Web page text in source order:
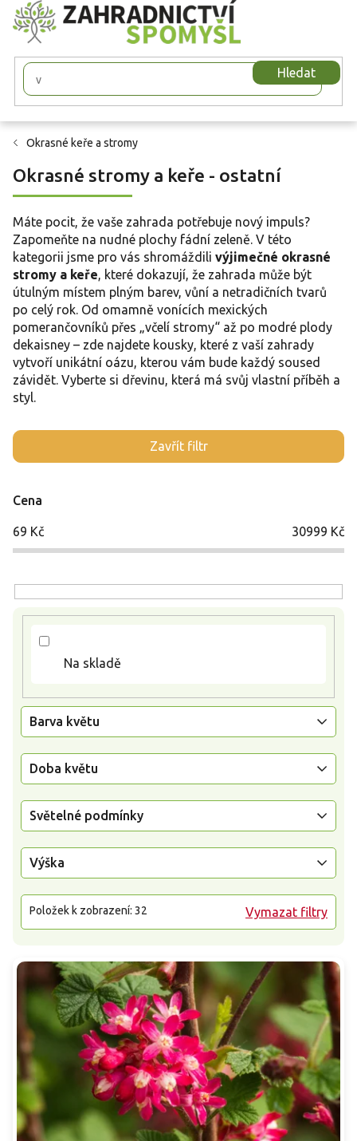
Přejít
na
obsah
Hledat
Okrasné keře a stromy
Okrasné stromy a keře - ostatní
Máte pocit, že vaše zahrada potřebuje nový impuls?
Zapomeňte na nudné plochy fádní zeleně. V této
kategorii jsme pro vás shromáždili výjimečné okrasné
stromy a keře , které dokazují, že zahrada může být
útulným místem plným barev, vůní a netradičních tvarů
po celý rok. Od omamně vonících mexických
pomerančovníků přes „včelí stromy“ až po modré plody
dekaisney – zde najdete kousky, které z vaší zahrady
vytvoří unikátní oázu, kterou vám bude každý soused
závidět. Vyberte si dřevinu, která má svůj vlastní příběh a
styl.
Zavřít filtr
Cena
69 Kč 30999 Kč
Na skladě
Barva květu
Doba květu
Světelné podmínky
Výška
Vymazat filtry
Položek k zobrazení: 32
V
ý
s
p
u